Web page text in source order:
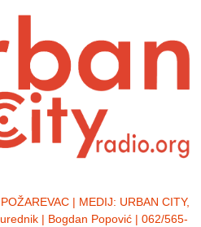
| MEDIJ: URBAN CITY,
| Bogdan Popović | 062/565-